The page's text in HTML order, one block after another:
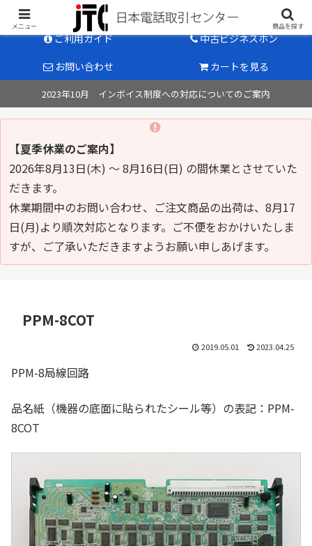
中古ビジネスホン販売のパイオニア
ご利用ガイド
中古ビジネスホン
お問い合わせ
カートを見る
2023年10月 インボイス制度への対応についてのご案内
【夏季休業のご案内】
2026年8月13日(木) ～ 8月16日(日) の間休業とさせていた
だきます。
休業期間中のお問い合わせ、ご注文商品の出荷は、8月17
日(月)より順次対応となります。ご不便をおかけいたしま
すが、ご了承いただきますようお願い申しあげます。
PPM-8COT
2019.05.01 2023.04.25
PPM-8局線回路
品名紙（機器の底面に貼られたシール等）の表記：PPM-
8COT
メニュー 商品を探す